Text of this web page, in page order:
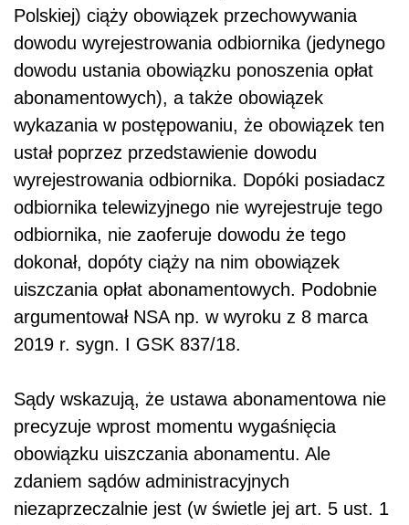
Polskiej) ciąży obowiązek przechowywania
dowodu wyrejestrowania odbiornika (jedynego
dowodu ustania obowiązku ponoszenia opłat
abonamentowych), a także obowiązek
wykazania w postępowaniu, że obowiązek ten
ustał poprzez przedstawienie dowodu
wyrejestrowania odbiornika. Dopóki posiadacz
odbiornika telewizyjnego nie wyrejestruje tego
odbiornika, nie zaoferuje dowodu że tego
dokonał, dopóty ciąży na nim obowiązek
uiszczania opłat abonamentowych. Podobnie
argumentował NSA np. w wyroku z 8 marca
2019 r. sygn. I GSK 837/18.
Sądy wskazują, że ustawa abonamentowa nie
precyzuje wprost momentu wygaśnięcia
obowiązku uiszczania abonamentu. Ale
zdaniem sądów administracyjnych
niezaprzeczalnie jest (w świetle jej art. 5 ust. 1